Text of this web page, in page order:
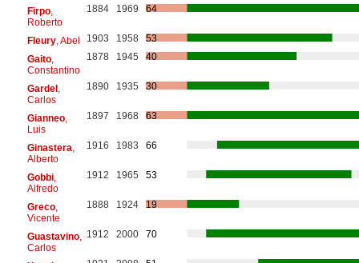
Firpo,
Roberto
1884 1969 64
Fleury, Abel 1903 1958
53
Gaito,
Constantino
1878 1945 40
Gardel,
Carlos
1890 1935 30
Gianneo,
Luis
1897 1968 63
Ginastera
Alberto
1916 1983 66
Gobbi,
Alfredo
1912 1965 53
Greco,
Vicente
1888 1924 19
Guastavino,
Carlos
1912 2000 70